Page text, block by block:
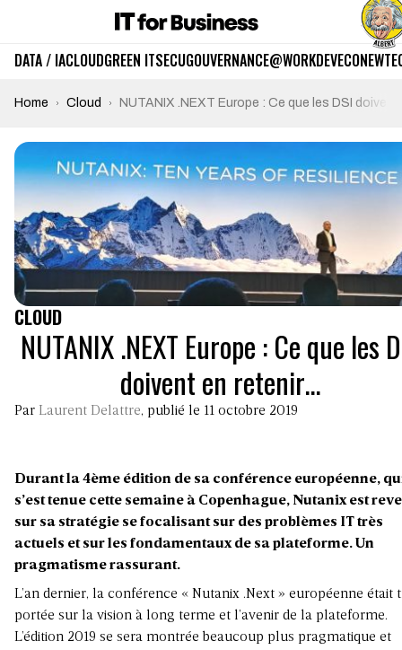
DATA / IACLOUDGREEN ITSECUGOUVERNANCE@WORKDEVECO
Home Cloud NUTANIX .NEXT Europe : Ce que les DSI
CLOUD
NUTANIX .NEXT Europe : Ce que les
doivent en retenir…
Par Laurent Delattre, publié le 11 octobre 2019
Durant la 4ème édition de sa conférence européenne,
s’est tenue cette semaine à Copenhague, Nutanix est
sur sa stratégie se focalisant sur des problèmes IT très
actuels et sur les fondamentaux de sa plateforme. Un
pragmatisme rassurant.
L’an dernier, la conférence « Nutanix .Next » européenne était
portée sur la vision à long terme et l’avenir de la plateforme.
L’édition 2019 se sera montrée beaucoup plus pragmatique et